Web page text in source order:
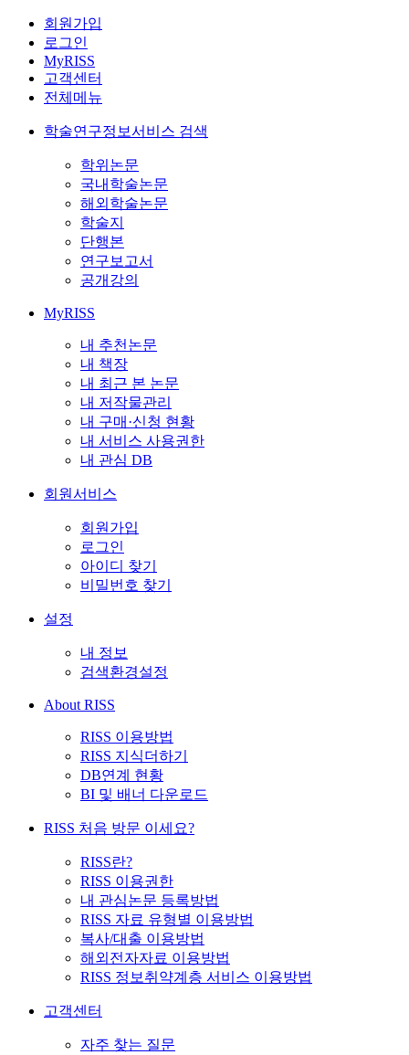
회원가입
로그인
MyRISS
고객센터
전체메뉴
학술연구정보서비스 검색
학위논문
국내학술논문
해외학술논문
학술지
단행본
연구보고서
공개강의
MyRISS
내 추천논문
내 책장
내 최근 본 논문
내 저작물관리
내 구매·신청 현황
내 서비스 사용권한
내 관심 DB
회원서비스
회원가입
로그인
아이디 찾기
비밀번호 찾기
설정
내 정보
검색환경설정
About RISS
RISS 이용방법
RISS 지식더하기
DB연계 현황
BI 및 배너 다운로드
RISS 처음 방문 이세요?
RISS란?
RISS 이용권한
내 관심논문 등록방법
RISS 자료 유형별 이용방법
복사/대출 이용방법
해외전자자료 이용방법
RISS 정보취약계층 서비스 이용방법
고객센터
자주 찾는 질문